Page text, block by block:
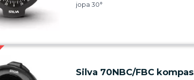
jopa 30°
Silva 70NBC/FBC